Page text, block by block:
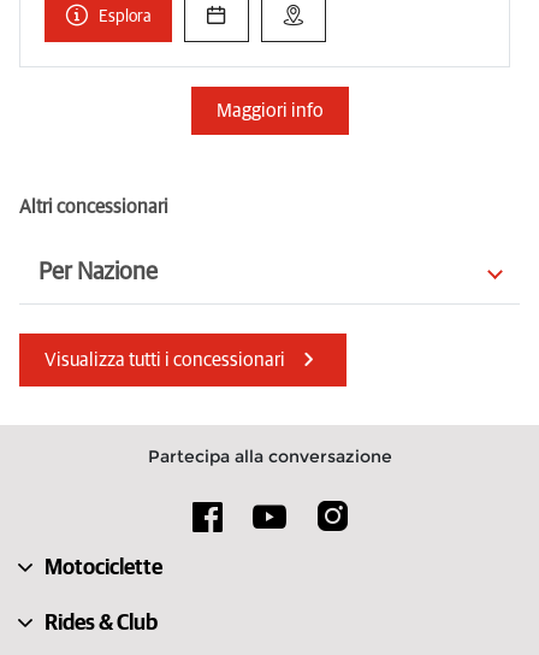
Esplora
Maggiori info
Altri concessionari
Per Nazione
Romania
Macedonia del Nord
Svezia
Visualizza tutti i concessionari
Partecipa alla conversazione
Motociclette
Rides & Club